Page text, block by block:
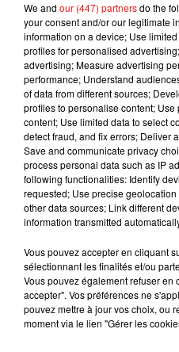
Musique
7 août 2026
RÜFÜS
album
7 août 2026
Angèle et
6 août 2026
Il y a 10
We and our (447) partnersdo the
your consent and/or our legitimate
information on a device; Use
profiles for personalised
advertising; Measure advertising
performance; Understand
of data from different sources;
profiles to personalise content;
content; Use limited data to select
detect fraud, and fix errors; Deliver
Save and communicate privacy
process personal data such as IP
following functionalities: Identify
requested; Use precise
other data sources; Link different
information transmitted
Vous pouvez accepter en cliquant
sélectionnant les finalités et/ou
Vous pouvez également refuser en
accepter". Vos préférences ne
pouvez mettre à jour vos choix, ou
moment via le lien "Gérer les